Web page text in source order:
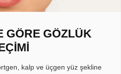
GÖRE GÖZLÜK
kalp ve üçgen yüz şekline